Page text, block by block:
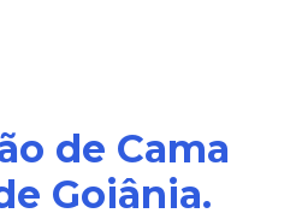
de Cama
Goiânia.